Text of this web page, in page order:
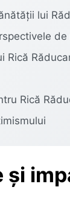
lui
de
Rică
Rică